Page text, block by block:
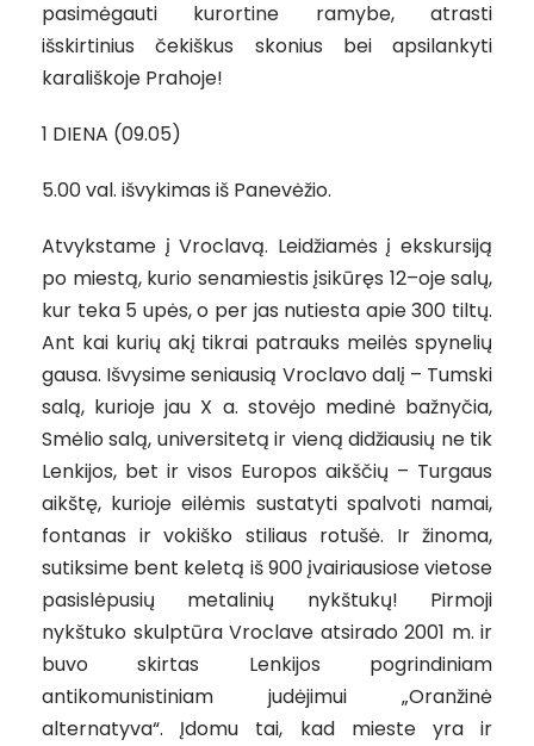
pasimėgauti kurortine ramybe, atrasti
išskirtinius čekiškus skonius bei apsilankyti
karališkoje Prahoje!
1 DIENA (09.05)
5.00 val. išvykimas iš Panevėžio.
Atvykstame į Vroclavą. Leidžiamės į ekskursiją
po miestą, kurio senamiestis įsikūręs 12–oje salų,
kur teka 5 upės, o per jas nutiesta apie 300 tiltų.
Ant kai kurių akį tikrai patrauks meilės spynelių
gausa. Išvysime seniausią Vroclavo dalį – Tumski
salą, kurioje jau X a. stovėjo medinė bažnyčia,
Smėlio salą, universitetą ir vieną didžiausių ne tik
Lenkijos, bet ir visos Europos aikščių – Turgaus
aikštę, kurioje eilėmis sustatyti spalvoti namai,
fontanas ir vokiško stiliaus rotušė. Ir žinoma,
sutiksime bent keletą iš 900 įvairiausiose vietose
pasislėpusių metalinių nykštukų! Pirmoji
nykštuko skulptūra Vroclave atsirado 2001 m. ir
buvo skirtas Lenkijos pogrindiniam
antikomunistiniam judėjimui „Oranžinė
alternatyva“. Įdomu tai, kad mieste yra ir